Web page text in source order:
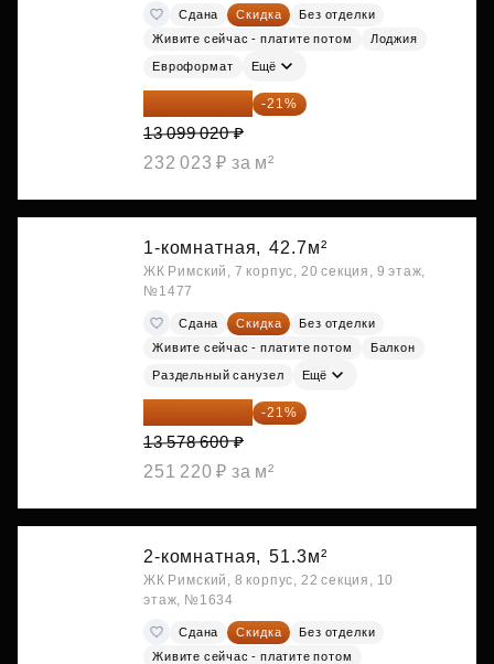
Сдана Скидка
Без отделки
Живите сейчас - платите потом
Лоджия
Евроформат Ещё
10 348 226 ₽ -21%
13 099 020 ₽
232 023 ₽ за м²
1-комнатная, 42.7м²
ЖК Римский, 7 корпус, 20 секция, 9 этаж,
№1477
Сдана Скидка
Без отделки
Живите сейчас - платите потом
Балкон
Раздельный санузел Ещё
10 727 094 ₽ -21%
13 578 600 ₽
251 220 ₽ за м²
2-комнатная, 51.3м²
ЖК Римский, 8 корпус, 22 секция, 10
этаж, №1634
Сдана Скидка
Без отделки
Живите сейчас - платите потом